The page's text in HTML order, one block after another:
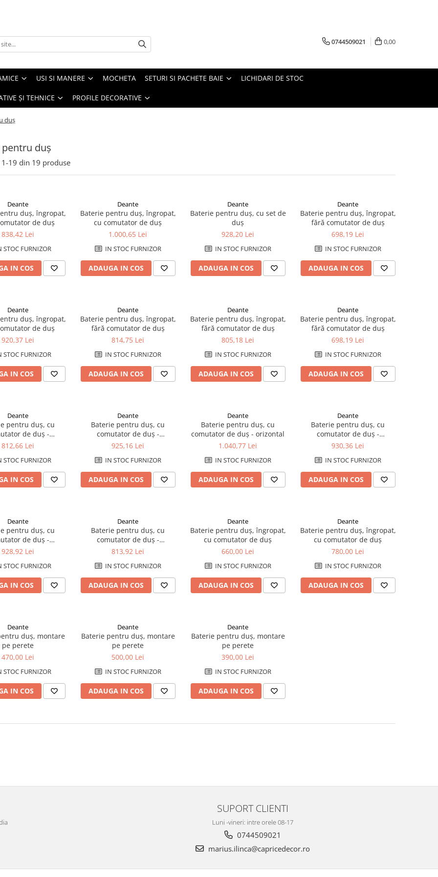
0744509021 0,00
USI SI MANERE MOCHETA SETURI SI PACHETE BAIE LICHIDARI DE STOC
ȘI TEHNICE PROFILE DECORATIVE
duș
duș
1-19 din 19 produse
Deante
duș, îngropat,
de duș
838,42 Lei
STOC FURNIZOR
IN COS
Deante
Baterie pentru duș, îngropat,
cu comutator de duș
1.000,65 Lei
IN STOC FURNIZOR
ADAUGA IN COS
Deante
Baterie pentru duș, cu set de
duș
928,20 Lei
IN STOC FURNIZOR
ADAUGA IN COS
Deante
Baterie pentru duș, îngropat,
fără comutator de duș
698,19 Lei
IN STOC FURNIZOR
ADAUGA IN COS
Deante
duș, îngropat,
de duș
920,37 Lei
STOC FURNIZOR
IN COS
Deante
Baterie pentru duș, îngropat,
fără comutator de duș
814,75 Lei
IN STOC FURNIZOR
ADAUGA IN COS
Deante
Baterie pentru duș, îngropat,
fără comutator de duș
805,18 Lei
IN STOC FURNIZOR
ADAUGA IN COS
Deante
Baterie pentru duș, îngropat,
fără comutator de duș
698,19 Lei
IN STOC FURNIZOR
ADAUGA IN COS
Deante
pentru duș, cu
de duș -
ro_pozioma
812,66 Lei
STOC FURNIZOR
IN COS
Deante
Baterie pentru duș, cu
comutator de duș -
ro_pozioma
925,16 Lei
IN STOC FURNIZOR
ADAUGA IN COS
Deante
Baterie pentru duș, cu
comutator de duș - orizontal
1.040,77 Lei
IN STOC FURNIZOR
ADAUGA IN COS
Deante
Baterie pentru duș, cu
comutator de duș -
ro_pozioma
930,36 Lei
IN STOC FURNIZOR
ADAUGA IN COS
Deante
pentru duș, cu
de duș -
ro_pozioma
928,92 Lei
STOC FURNIZOR
IN COS
Deante
Baterie pentru duș, cu
comutator de duș -
ro_pozioma
813,92 Lei
IN STOC FURNIZOR
ADAUGA IN COS
Deante
Baterie pentru duș, îngropat,
cu comutator de duș
660,00 Lei
IN STOC FURNIZOR
ADAUGA IN COS
Deante
Baterie pentru duș, îngropat,
cu comutator de duș
780,00 Lei
IN STOC FURNIZOR
ADAUGA IN COS
Deante
duș, montare
pe perete
470,00 Lei
STOC FURNIZOR
IN COS
Deante
Baterie pentru duș, montare
pe perete
500,00 Lei
IN STOC FURNIZOR
ADAUGA IN COS
Deante
Baterie pentru duș, montare
pe perete
390,00 Lei
IN STOC FURNIZOR
ADAUGA IN COS
SUPORT CLIENTI
Luni -vineri: intre orele 08-17
0744509021
marius.ilinca@capricedecor.ro